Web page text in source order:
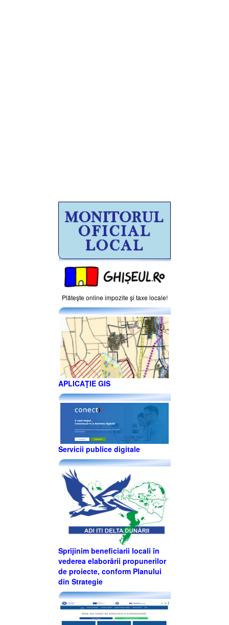
Plăteşte online impozite şi taxe locale!
APLICAŢIE GIS
Servicii publice digitale
Sprijinim beneficiarii locali în
vederea elaborării propunerilor
de proiecte, conform Planului
din Strategie